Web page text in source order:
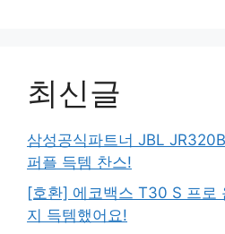
최신글
삼성공식파트너 JBL
퍼플 득템 찬스!
[호환] 에코백스 T30 S 프로
지 득템했어요!